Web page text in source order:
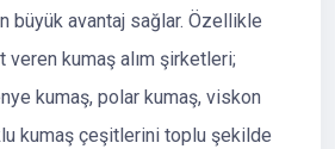
büyük avantaj sağlar. Özellikle
veren kumaş alım şirketleri;
kumaş, polar kumaş, viskon
kumaş çeşitlerini toplu şekilde